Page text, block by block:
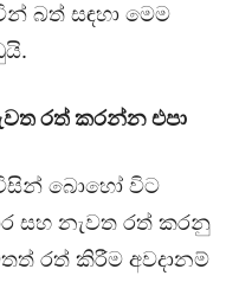
බත් සඳහා මෙම
රත් කරන්න එපා
විසින් බොහෝ විට
සහ නැවත රත් කරනු
රත් කිරීම අවදානම්